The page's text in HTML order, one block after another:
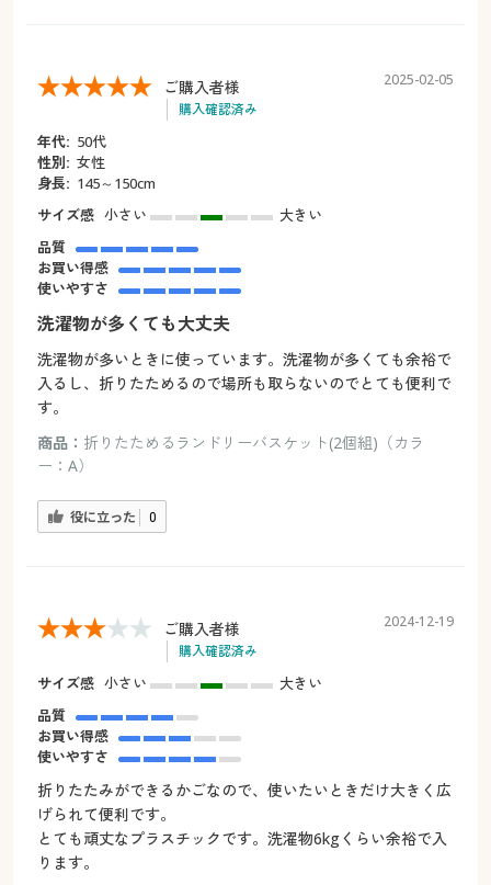
ご購入者様
購入確認済み
2025-02-05
年代: 50代
性別: 女性
身長: 145～150cm
サイズ感 小さい
大きい
品質
お買い得感
使いやすさ
洗濯物が多くても大丈夫
洗濯物が多いときに使っています。洗濯物が多くても余裕で
入るし、折りたためるので場所も取らないのでとても便利で
す。
商品： 折りたためるランドリーバスケット(2個組)（カラ
ー：A）
役に立った 0
ご購入者様
購入確認済み
2024-12-19
サイズ感 小さい
大きい
品質
お買い得感
使いやすさ
折りたたみができるかごなので、使いたいときだけ大きく広
げられて便利です。
とても頑丈なプラスチックです。洗濯物6kgくらい余裕で入
ります。